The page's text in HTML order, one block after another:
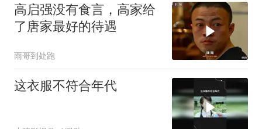
高启强没有食言，高家给
了唐家最好的待遇
雨哥到处跑
这衣服不符合年代